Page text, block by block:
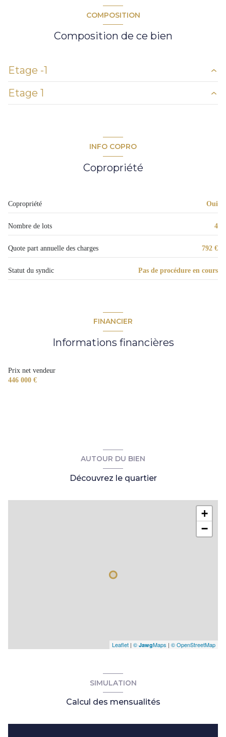
COMPOSITION
Composition de ce bien
Etage -1
cave
Etage 1
chambre 1
chambre 2 14,10 m²
salle de bains 6,10 m²
terrasse 12,08 m²
INFO COPRO
Copropriété
Copropriété Oui
Nombre de lots 4
Quote part annuelle des charges 792 €
Statut du syndic Pas de procédure en cours
FINANCIER
Informations financières
Prix net vendeur
446 000 €
AUTOUR DU BIEN
Découvrez le quartier
+
−
Leaflet | © JawgMaps | © OpenStreetMap
SIMULATION
Calcul des mensualités